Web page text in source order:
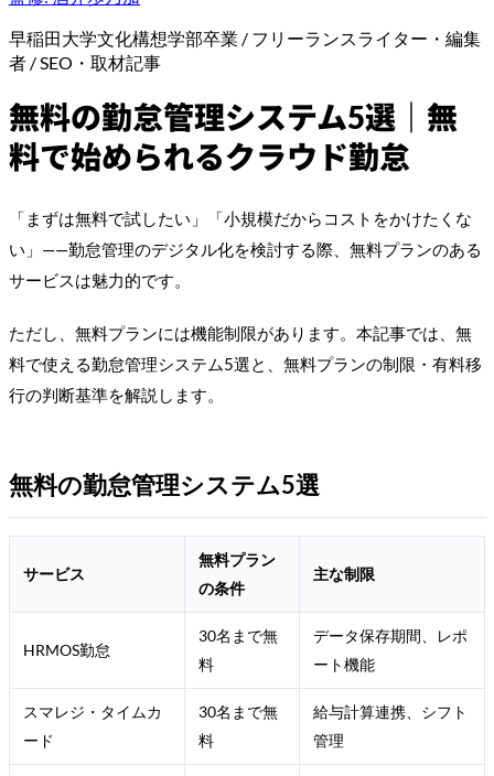
早稲田大学文化構想学部卒業 / フリーランスライター・編集
者 / SEO・取材記事
無料の勤怠管理システム5選｜無
料で始められるクラウド勤怠
「まずは無料で試したい」「小規模だからコストをかけたくな
い」——勤怠管理のデジタル化を検討する際、無料プランのある
サービスは魅力的です。
ただし、無料プランには機能制限があります。本記事では、無
料で使える勤怠管理システム5選と、無料プランの制限・有料移
行の判断基準を解説します。
無料の勤怠管理システム5選
サービス
無料プラン
の条件
主な制限
HRMOS勤怠
30名まで無
料
データ保存期間、レポ
ート機能
スマレジ・タイムカ
ード
30名まで無
料
給与計算連携、シフト
管理